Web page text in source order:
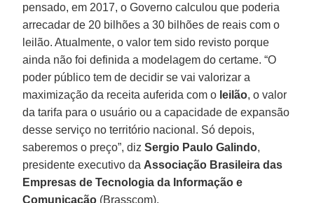
pensado, em 2017, o Governo calculou que poderia
arrecadar de 20 bilhões a 30 bilhões de reais com o
leilão. Atualmente, o valor tem sido revisto porque
ainda não foi definida a modelagem do certame. “O
poder público tem de decidir se vai valorizar a
maximização da receita auferida com o leilão, o valor
da tarifa para o usuário ou a capacidade de expansão
desse serviço no território nacional. Só depois,
saberemos o preço”, dizSergio Paulo Galindo,
presidente executivo da Associação Brasileira das
Empresas de Tecnologia da Informação e
Comunicação (Brasscom).